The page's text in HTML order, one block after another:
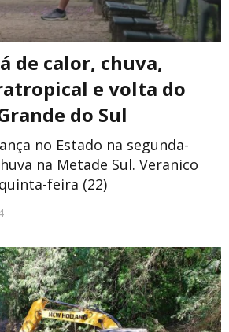
de calor, chuva,
e volta do
do Sul
no Estado na segunda-
na Metade Sul. Veranico
feira (22)